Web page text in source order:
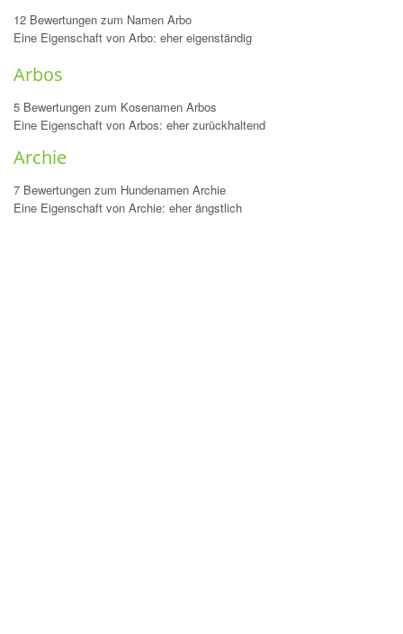
12 Bewertungen zum Namen Arbo
Eine Eigenschaft von Arbo: eher eigenständig
Arbos
5 Bewertungen zum Kosenamen Arbos
Eine Eigenschaft von Arbos: eher zurückhaltend
Archie
7 Bewertungen zum Hundenamen Archie
Eine Eigenschaft von Archie: eher ängstlich